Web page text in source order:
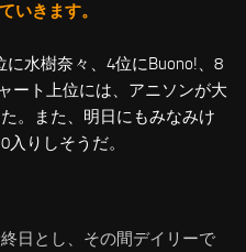
いきます。
に水樹奈々、4位にBuono!、8
ート上位には、アニソンが大
。また、明日にもみなみけ
りしそうだ。
日とし、その間デイリーで